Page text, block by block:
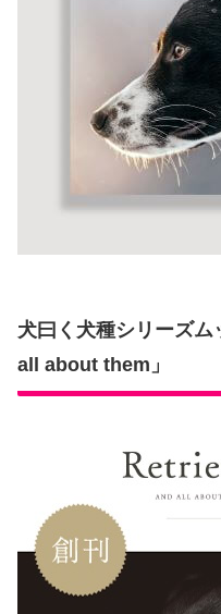
犬曰く犬種シリーズ
all about them」